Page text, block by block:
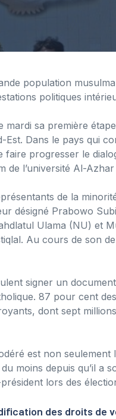
population
politiques
mardi sa première
Est. Dans le pays qui
progresser le
de l’université Al-Azhar
de la
désigné Prabowo
Ulama (NU) et
Au cours de son
signer un
87 pour cent
dont sept
est non
moins depuis qu’il a
lors des
des droits de